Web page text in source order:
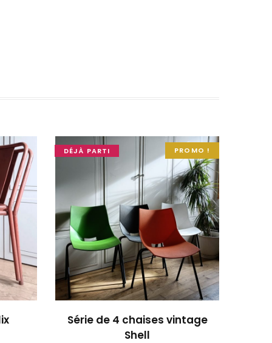
PROMO !
DÉJÀ PARTI
Série de 4 chaises vintage
Shell